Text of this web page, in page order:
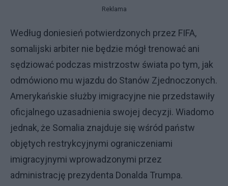
Reklama
Według doniesień potwierdzonych przez FIFA,
somalijski arbiter nie będzie mógł trenować ani
sędziować podczas mistrzostw świata po tym, jak
odmówiono mu wjazdu do Stanów Zjednoczonych.
Amerykańskie służby imigracyjne nie przedstawiły
oficjalnego uzasadnienia swojej decyzji. Wiadomo
jednak, że Somalia znajduje się wśród państw
objętych restrykcyjnymi ograniczeniami
imigracyjnymi wprowadzonymi przez
administrację prezydenta Donalda Trumpa.